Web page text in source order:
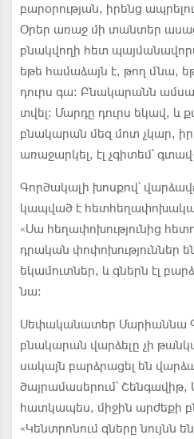
բարօրության, իրենց
Օրեր առաջ մի տանտեր
բնակվողի հետ
եթե համաձայն է, թող մնա,
դուրս գա: Բնակարանն
տվել: Մարդը դուրս եկավ, և
բնակարան մեզ մոտ չկար,
առաջարկել, էլ չգիտեմ՝
Գործակալի խոսքով՝
կապված է
«Սա հեղափոխությունից
դրական փոփոխություններ
եկամուտներ, և գներն էլ
նա:
Սեփականատեր Մարիաննա
բնակարան վարձելը չի
սակայն բարձրացել են
ծայրամասերում՝
հատկապես, միջին արժեքի
«Կենտրոնում գները նույնն